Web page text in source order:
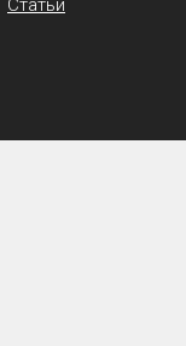
Статьи